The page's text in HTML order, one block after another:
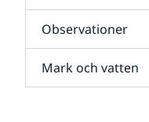
Observationer
Mark och vatten